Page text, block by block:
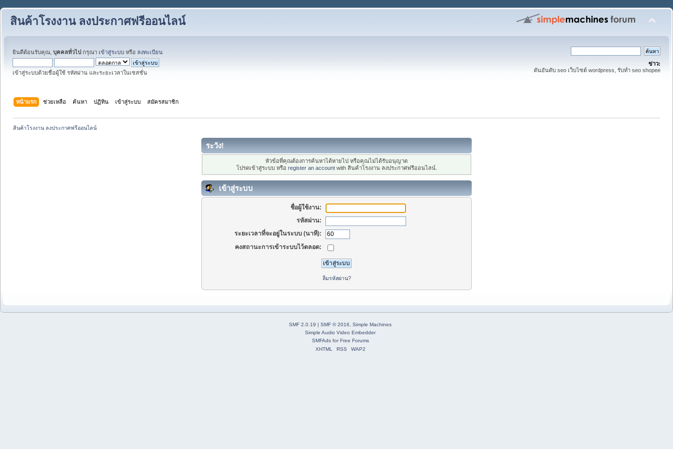
สินค้าโรงงาน ลงประกาศฟรีออนไลน์
ยินดีต้อนรับคุณ, บุคคลทั่วไป กรุณา เข้าสู่ระบบ หรือ ลงทะเบียน
เข้าสู่ระบบด้วยชื่อผู้ใช้ รหัสผ่าน และระยะเวลาในเซสชั่น
ข่าว:
ดันอันดับ seo เว็บไซต์ wordpress, รับทำ seo shopee
หน้าแรก ช่วยเหลือ ค้นหา ปฏิทิน เข้าสู่ระบบ สมัครสมาชิก
สินค้าโรงงาน ลงประกาศฟรีออนไลน์
ระวัง!
หัวข้อที่คุณต้องการค้นหาได้หายไป หรือคุณไม่ได้รับอนุญาต
โปรดเข้าสู่ระบบ หรือ register an accountwith สินค้าโรงงาน ลงประกาศฟรีออนไลน์.
เข้าสู่ระบบ
ชื่อผู้ใช้งาน:
รหัสผ่าน:
ระยะเวลาที่จะอยู่ในระบบ (นาที):
คงสถานะการเข้าระบบไว้ตลอด:
ลืมรหัสผ่าน?
SMF 2.0.19 | SMF © 2016
Simple Machines
Simple Audio Video Embedder
SMFAdsforFree Forums
XHTML
RSS WAP2